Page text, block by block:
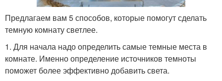
Предлагаем вам 5 способов, которые помогут сделать
темную комнату светлее.
1. Для начала надо определить самые темные места в
комнате. Именно определение источников темноты
поможет более эффективно добавить света.